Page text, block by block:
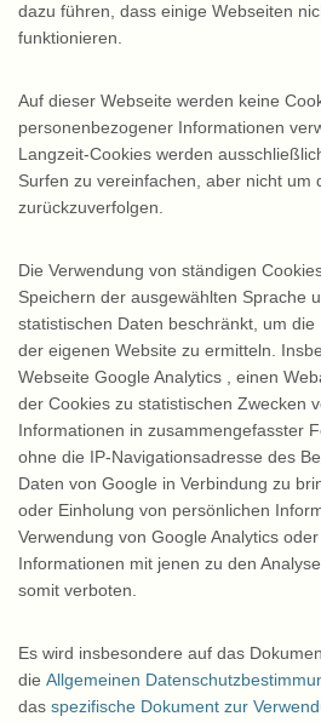
dazu führen, dass einige Webseiten
funktionieren.
Auf dieser Webseite werden keine
personenbezogener Informationen
Langzeit-Cookies werden
Surfen zu vereinfachen, aber nicht um
zurückzuverfolgen.
Die Verwendung von ständigen
Speichern der ausgewählten Sprache
statistischen Daten beschränkt, um
der eigenen Website zu ermitteln.
Webseite Google Analytics , einen
der Cookies zu statistischen Zwecken
Informationen in zusammengefasster
ohne die IP-Navigationsadresse des
Daten von Google in Verbindung zu
oder Einholung von persönlichen
Verwendung von Google Analytics
Informationen mit jenen zu den
somit verboten.
Es wird insbesondere auf das
die Allgemeinen
das spezifische Dokument zur